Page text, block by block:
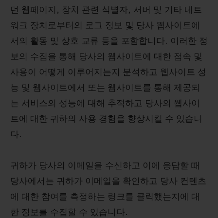
던 웹페이지, 장치 관련 식별자, 서버 및 기타 네트
워크 장치로부터의 로그 정보 및 당사 웹사이트에
서의 활동 및 상호 교류 등을 포함합니다. 이러한 정
보의 수집을 통해 당사의 웹사이트에 대한 접속 및
사용이 어떻게 이루어지는지 분석하고 웹사이트 성
능 및 웹사이트에서 또는 웹사이트를 통해 제공되
는 서비스의 성능에 대해 추적하고 당사의 웹사이
트에 대한 귀하의 사용 경험을 향상시킬 수 있습니
다.
귀하가 당사의 이메일을 수신하고 이에 응답할 때
당사에서는 귀하가 이메일을 확인하고 당사 컨텐츠
에 대한 참여를 측정하는 링크를 클릭했는지에 대
한 정보를 수집할 수 있습니다.